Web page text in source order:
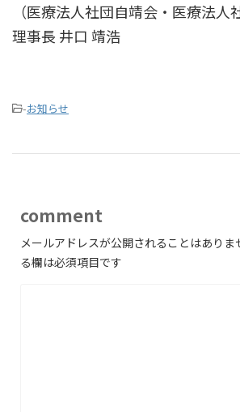
（医療法人社団自靖会・医療法人
理事長 井口 靖浩
-お知らせ
comment
メールアドレスが公開されることはありま
る欄は必須項目です